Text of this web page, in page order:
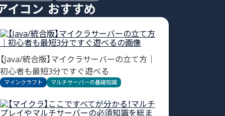
おすすめ
【Java/統合版】マイクラサーバーの立て方｜
初心者も最短3分ですぐ遊べる
マインクラフト マルチサーバーの基礎知識